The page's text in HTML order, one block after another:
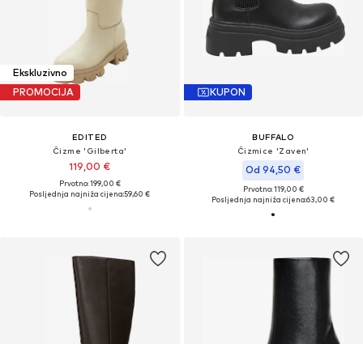
Ekskluzivno
PROMOCIJA
EDITED
Čizme 'Gilberta'
119,00 €
Prvotno: 199,00 €
Posljednja najniža cijena:59,60 €
KUPON
BUFFALO
Čizmice 'Zaven'
Od 94,50 €
Prvotno: 119,00 €
Posljednja najniža cijena:63,00 €